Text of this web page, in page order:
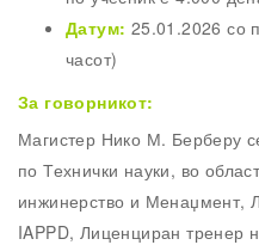
Датум: 25.01.2026 со
часот)
За говорникот:
Магистер Нико М. Берберу
по Технички науки, во
инжинерство и Менаџмент,
IAPPD, Лиценциран тренер